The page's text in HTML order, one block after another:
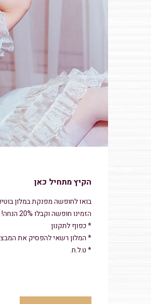
הקיץ מתחיל כאן
בואו לחופשה מפנקת במלון
הזמינו חופשה וקבלו 20% הנחה! בתוקף עד 31/08/2026
* כפוף לתקנון
* המלון רשאי להפסיק את
* ט.ל.ח.